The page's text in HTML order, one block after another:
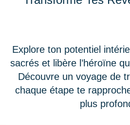
Explore ton potentiel
sacrés et libère l’héroïne
Découvre un voyage de
chaque étape te
plus